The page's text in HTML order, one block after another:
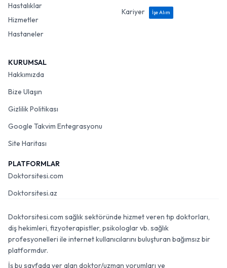
Hastalıklar
Hizmetler
Hastaneler
Kariyer
İşe Alım
KURUMSAL
Hakkımızda
Bize Ulaşın
Gizlilik Politikası
Google Takvim Entegrasyonu
Site Haritası
PLATFORMLAR
Doktorsitesi.com
Doktorsitesi.az
Doktorsitesi.com sağlık sektöründe hizmet veren tıp doktorları,
diş hekimleri, fizyoterapistler, psikologlar vb. sağlık
profesyonelleri ile internet kullanıcılarını buluşturan bağımsız bir
platformdur.
İş bu sayfada yer alan doktor/uzman yorumları ve